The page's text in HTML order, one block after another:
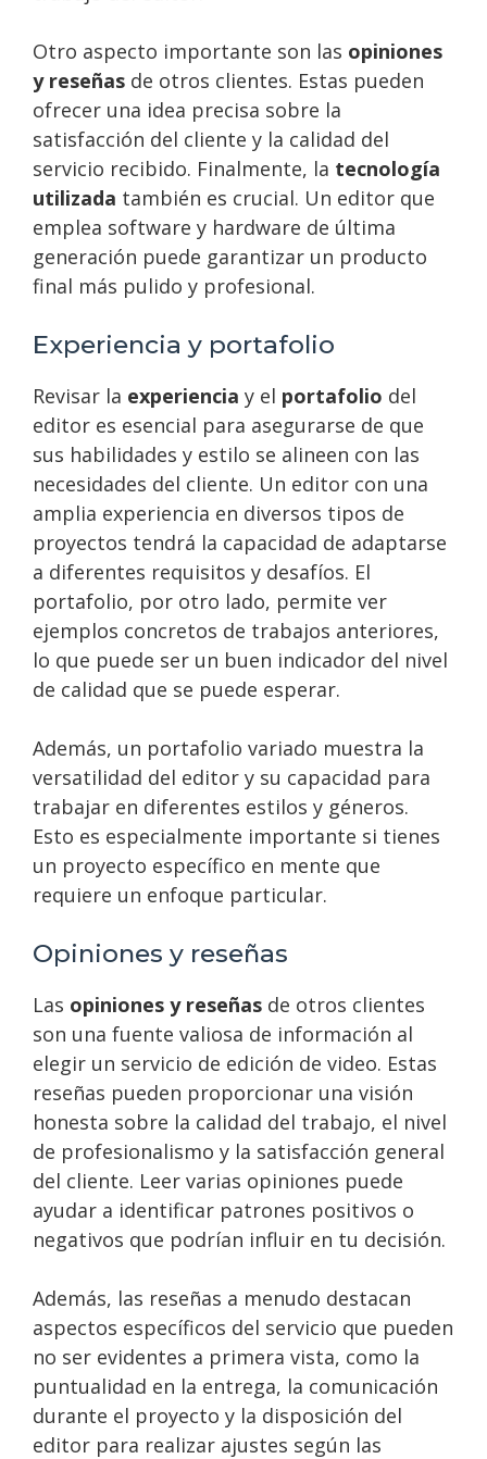
Otro aspecto importante son las opiniones
y reseñas de otros clientes. Estas pueden
ofrecer una idea precisa sobre la
satisfacción del cliente y la calidad del
servicio recibido. Finalmente, la tecnología
utilizada también es crucial. Un editor que
emplea software y hardware de última
generación puede garantizar un producto
final más pulido y profesional.
Experiencia y portafolio
Revisar la experiencia y el portafolio del
editor es esencial para asegurarse de que
sus habilidades y estilo se alineen con las
necesidades del cliente. Un editor con una
amplia experiencia en diversos tipos de
proyectos tendrá la capacidad de adaptarse
a diferentes requisitos y desafíos. El
portafolio, por otro lado, permite ver
ejemplos concretos de trabajos anteriores,
lo que puede ser un buen indicador del nivel
de calidad que se puede esperar.
Además, un portafolio variado muestra la
versatilidad del editor y su capacidad para
trabajar en diferentes estilos y géneros.
Esto es especialmente importante si tienes
un proyecto específico en mente que
requiere un enfoque particular.
Opiniones y reseñas
Las opiniones y reseñas de otros clientes
son una fuente valiosa de información al
elegir un servicio de edición de video. Estas
reseñas pueden proporcionar una visión
honesta sobre la calidad del trabajo, el nivel
de profesionalismo y la satisfacción general
del cliente. Leer varias opiniones puede
ayudar a identificar patrones positivos o
negativos que podrían influir en tu decisión.
Además, las reseñas a menudo destacan
aspectos específicos del servicio que pueden
no ser evidentes a primera vista, como la
puntualidad en la entrega, la comunicación
durante el proyecto y la disposición del
editor para realizar ajustes según las